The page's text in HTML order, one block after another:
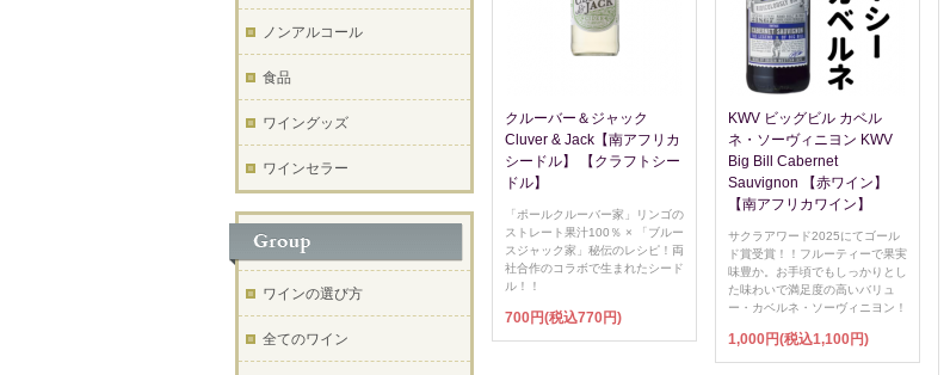
クルーバー＆ジャック
Cluver & Jack【南アフリカ
シードル】 【クラフトシー
ドル】
「ポールクルーバー家」リンゴの
ストレート果汁100％ × 「ブルー
スジャック家」秘伝のレシピ！両
社合作のコラボで生まれたシード
ル！！
700円(税込770円)
KWV ビッグビル カベル
ネ・ソーヴィニヨン KWV
Big Bill Cabernet
Sauvignon 【赤ワイン】
【南アフリカワイン】
サクラアワード2025にてゴール
ド賞受賞！！フルーティーで果実
味豊か。お手頃でもしっかりとし
た味わいで満足度の高いバリュ
ー・カベルネ・ソーヴィニヨン！
1,000円(税込1,100円)
ノンアルコール
食品
ワイングッズ
ワインセラー
ワインの選び方
全てのワイン